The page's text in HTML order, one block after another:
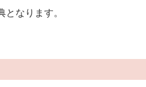
なります。